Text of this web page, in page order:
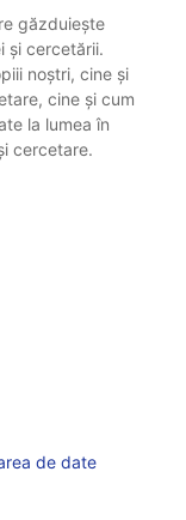
găzduiește
și cercetării.
noștri, cine și
cine și cum
la lumea în
cercetare.
de date